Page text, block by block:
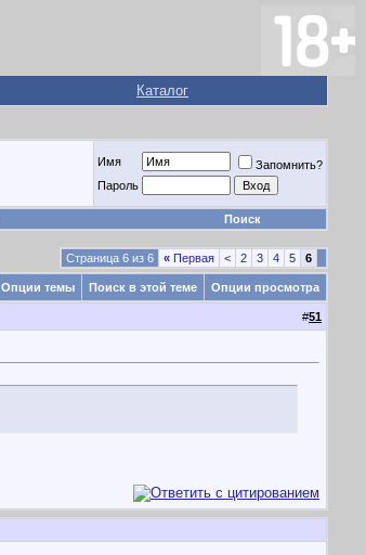
Каталог
Имя
Запомнить?
Пароль
Поиск
Страница 6 из 6 « Первая < 2 3 4 5 6
Опции темы Поиск в этой теме Опции просмотра
#51